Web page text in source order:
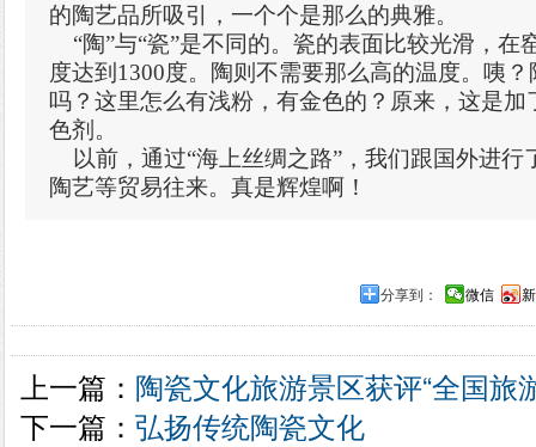
的陶艺品所吸引，一个个是那么的典雅。
“陶”与“瓷”是不同的。瓷的表面比较光滑，在
度达到1300度。陶则不需要那么高的温度。咦
吗？这里怎么有浅粉，有金色的？原来，这是加
色剂。
以前，通过“海上丝绸之路”，我们跟国外进行
陶艺等贸易往来。真是辉煌啊！
分享到： 微信
上一篇： 陶瓷文化旅游景区获评“全国旅
下一篇： 弘扬传统陶瓷文化